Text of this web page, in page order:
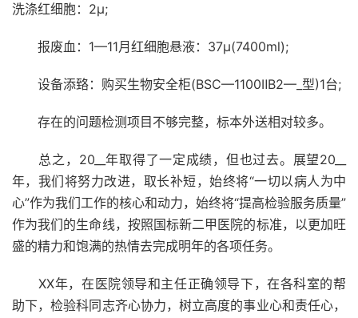
洗涤红细胞：2μ;
报废血：1—11月红细胞悬液：37μ(7400ml);
设备添臵：购买生物安全柜(BSC—1100ⅡB2—_型)1台;
存在的问题检测项目不够完整，标本外送相对较多。
总之，20__年取得了一定成绩，但也过去。展望20__
年，我们将努力改进，取长补短，始终将“一切以病人为中
心”作为我们工作的核心和动力，始终将“提高检验服务质量”
作为我们的生命线，按照国标新二甲医院的标准，以更加旺
盛的精力和饱满的热情去完成明年的各项任务。
XX年，在医院领导和主任正确领导下，在各科室的帮
助下，检验科同志齐心协力，树立高度的事业心和责任心，